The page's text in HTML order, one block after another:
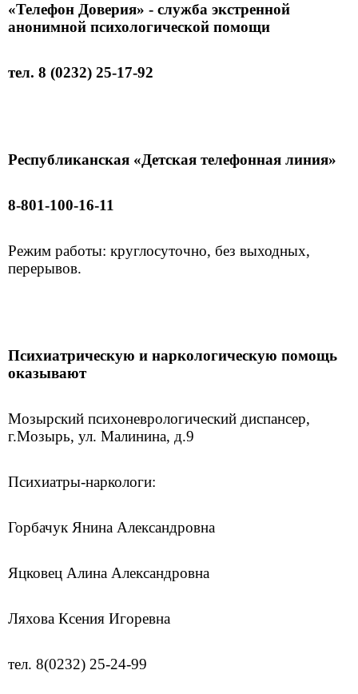
«Телефон Доверия» - служба экстренной
анонимной психологической помощи
тел. 8 (0232) 25-17-92
Республиканская «Детская телефонная линия»
8-801-100-16-11
Режим работы: круглосуточно, без выходных,
перерывов.
Психиатрическую и наркологическую помощь
оказывают
Мозырский психоневрологический диспансер,
г.Мозырь, ул. Малинина, д.9
Психиатры-наркологи:
Горбачук Янина Александровна
Яцковец Алина Александровна
Ляхова Ксения Игоревна
тел. 8(0232) 25-24-99